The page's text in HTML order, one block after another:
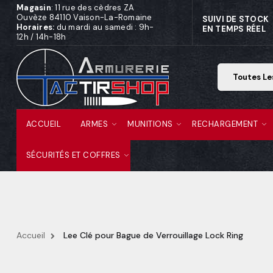
Magasin: 11 rue des cèdres ZA
Ouvèze 84110 Vaison-La-Romaine
Horaires: du mardi au samedi : 9h-
12h / 14h-18h
SUIVI DE STOCK
EN TEMPS RÉEL
ACCUEIL ARMES MUNITIONS RECHARGEMENT
SÉCURITÉS ET COFFRES
Accueil Lee Clé pour Bague de Verrouillage Lock Ring